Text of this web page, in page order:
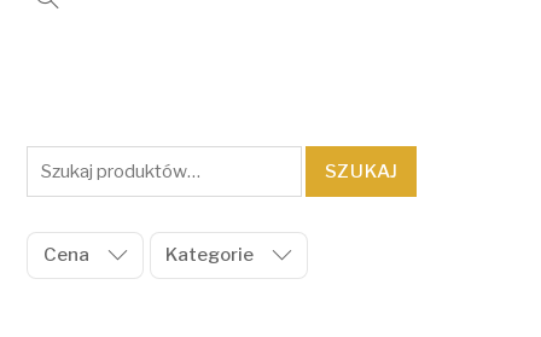
Szukaj:
SZUKAJ
Cena Kategorie